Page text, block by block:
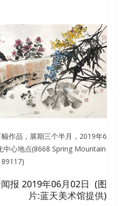
作品，展期三个半月，2019年6
中心地点(8668 Spring Mountain
报 2019年06月02日 (图
片:蓝天美术馆提供)